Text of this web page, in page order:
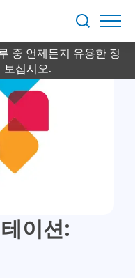
검
색
중 언제든지 유용한 정
보십시오.
이션: